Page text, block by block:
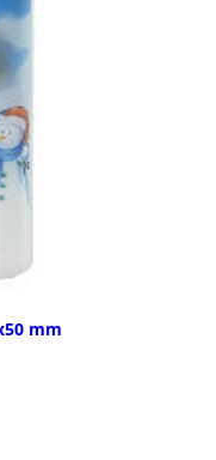
mm